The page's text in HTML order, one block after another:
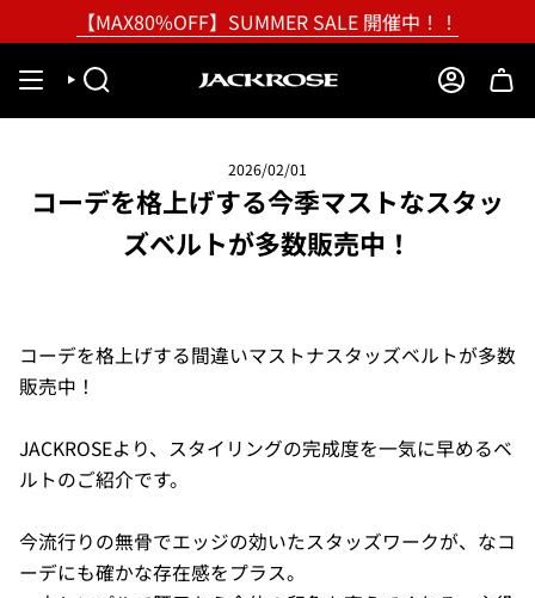
【MAX80%OFF】SUMMER SALE 開催中！！
SEARCH ACCOUNT
2026/02/01
コーデを格上げする今季マストなスタッ
ズベルトが多数販売中！
コーデを格上げする間違いマストナスタッズベルトが多数
販売中！
JACKROSEより、スタイリングの完成度を一気に早めるベ
ルトのご紹介です。
今流行りの無骨でエッジの効いたスタッズワークが、なコ
ーデにも確かな存在感をプラス。